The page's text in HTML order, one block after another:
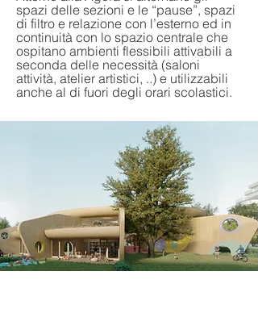
spazi delle sezioni e le “pause”, spazi
di filtro e relazione con l’esterno ed in
continuità con lo spazio centrale che
ospitano ambienti flessibili attivabili a
seconda delle necessità (saloni
attività, atelier artistici, ..) e utilizzabili
anche al di fuori degli orari scolastici.